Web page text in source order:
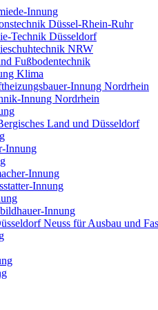
Innung
Düssel-Rhein-Ruhr
Technik Düsseldorf
NRW
Fußbodentechnik
Klima
Innung Nordrhein
Innung Nordrhein
Land und Düsseldorf
Innung
Innung
Innung
Innung
Neuss für Ausbau und